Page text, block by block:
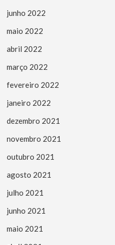
junho 2022
maio 2022
abril 2022
março 2022
fevereiro 2022
janeiro 2022
dezembro 2021
novembro 2021
outubro 2021
agosto 2021
julho 2021
junho 2021
maio 2021